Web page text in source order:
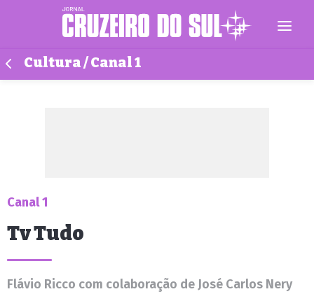
Cultura / Canal 1
Canal 1
Tv Tudo
Flávio Ricco com colaboração de José Carlos Nery